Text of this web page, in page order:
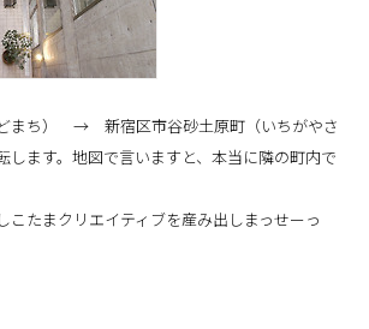
まち） → 新宿区市谷砂土原町（いちがやさ
します。地図で言いますと、本当に隣の町内で
こたまクリエイティブを産み出しまっせーっ